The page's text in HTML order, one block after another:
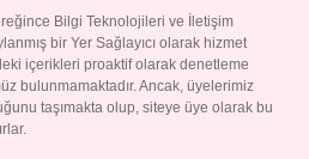
Bilgi Teknolojileri ve İletişim
bir Yer Sağlayıcı olarak hizmet
içerikleri proaktif olarak denetleme
bulunmamaktadır. Ancak, üyelerimiz
taşımakta olup, siteye üye olarak bu